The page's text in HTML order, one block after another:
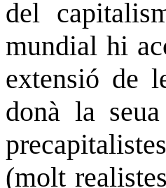
del
mundial hi
extensió de
donà la
(molt